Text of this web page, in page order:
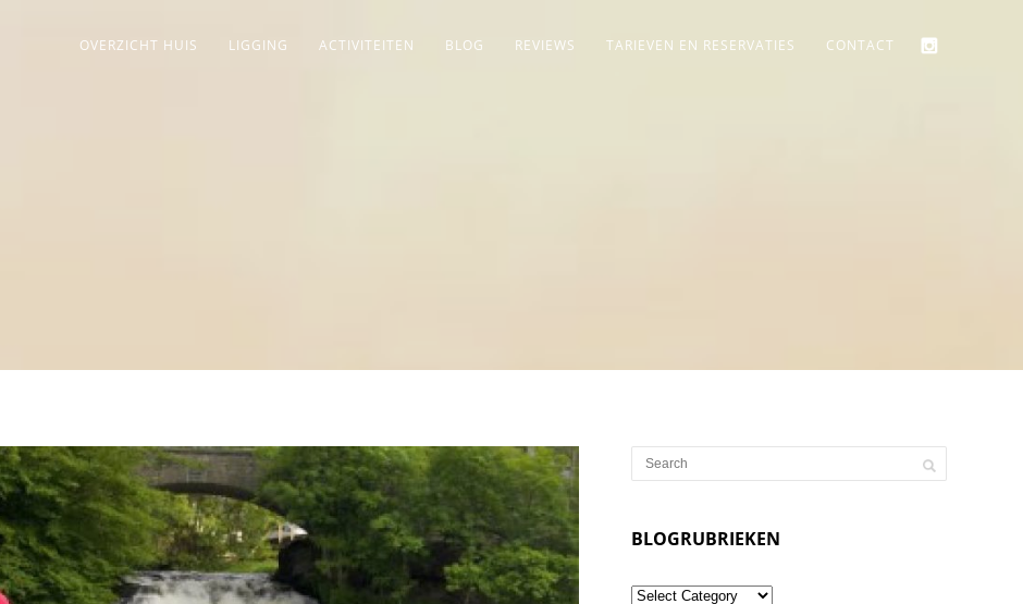
OVERZICHT HUIS LIGGING ACTIVITEITEN BLOG REVIEWS TARIEVEN EN RESERVATIES CONTACT
BLOGRUBRIEKEN
Blogrubrieken